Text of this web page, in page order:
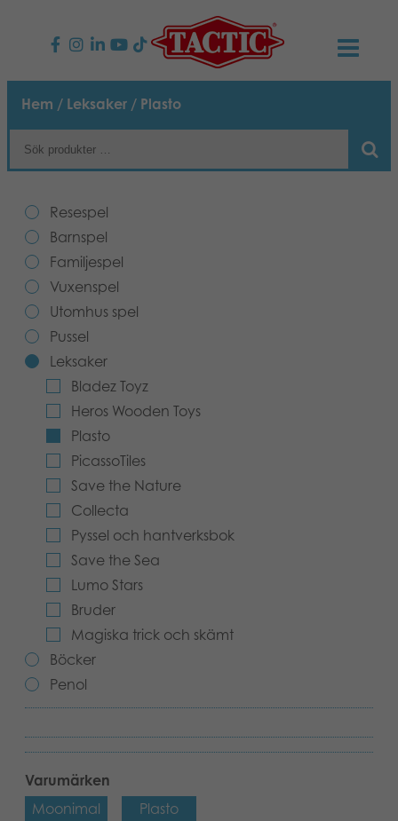
PRODUKTER
Barnspel
Vuxenspel
Utomhus spel
Leksaker
Böcker
Arkiverade produkter
Applikationer
NYHETER
Uppförandekod
Ansvar
Vår berättelse
KONTAKTER
Kontakta oss
Göra en reklamation
Länkar och sidor
Media
B2B-SHOP
Hem / Leksaker / Plasto
Resespel
Barnspel
Familjespel
Vuxenspel
Utomhus spel
Pussel
Leksaker
Bladez Toyz
Heros Wooden Toys
Plasto
PicassoTiles
Save the Nature
Collecta
Pyssel och hantverksbok
Save the Sea
Lumo Stars
Bruder
Magiska trick och skämt
Böcker
Penol
Varumärken
Moonimal
Plasto